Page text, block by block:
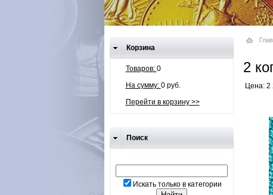
Корзина
Товаров: 0
На сумму: 0 руб.
Перейти в корзину >>
Поиск
Искать только в категории
2
Цена: 2